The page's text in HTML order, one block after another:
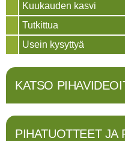
Kuukauden kasvi
Tutkittua
Usein kysyttyä
KATSO
PIHATUOTTEET JA